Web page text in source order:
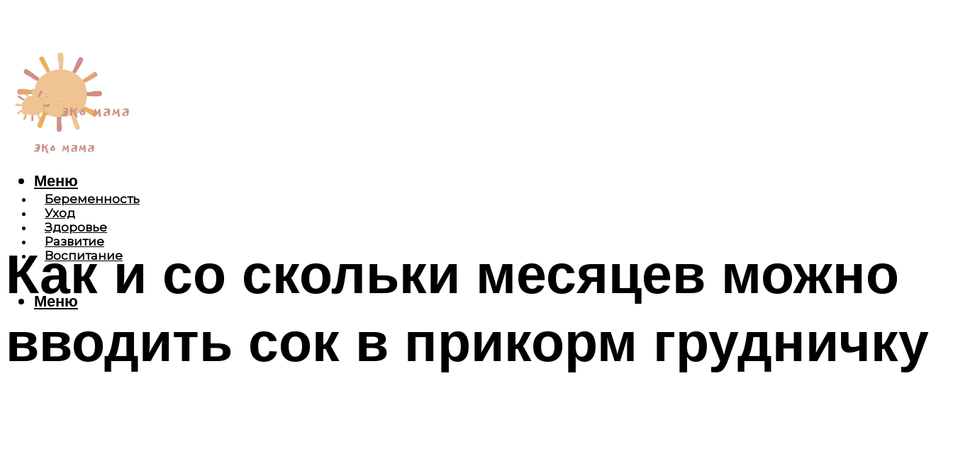
Беременность
Уход
Здоровье
Развитие
Воспитание
Меню
Меню
Как и со скольки месяцев можно
вводить сок в прикорм грудничку